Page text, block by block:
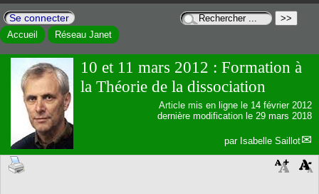
Se connecter
Accueil Réseau Janet
10 et 11 mars 2012 : Formation à
la Théorie de la dissociation
Article mis en ligne le 14 février 2012
dernière modification le 29 mars 2018
par Isabelle Saillot